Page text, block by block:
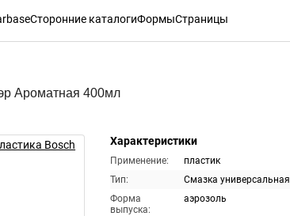
Сторонние каталогиФормыСтраницы
Ароматная 400мл
Характеристики
Применение:
пластик
Тип:
Смазка универсальная
Форма
выпуска:
аэрозоль